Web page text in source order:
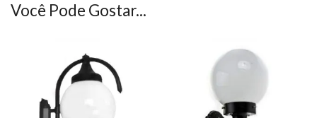
Você Pode Gostar...